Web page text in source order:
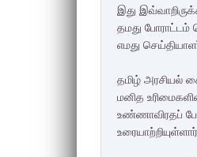
இது
தமது போராட்டம்
எமது
தமிழ் அரசியல்
மனித
உண்ணாவிரதப்